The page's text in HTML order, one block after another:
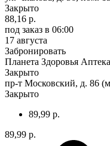
Закрыто
88,16 р.
под заказ в 06:00
17 августа
Забронировать
Планета Здоровья
Закрыто
пр-т Московский, д. 86
Закрыто
89,99 р.
89,99 р.